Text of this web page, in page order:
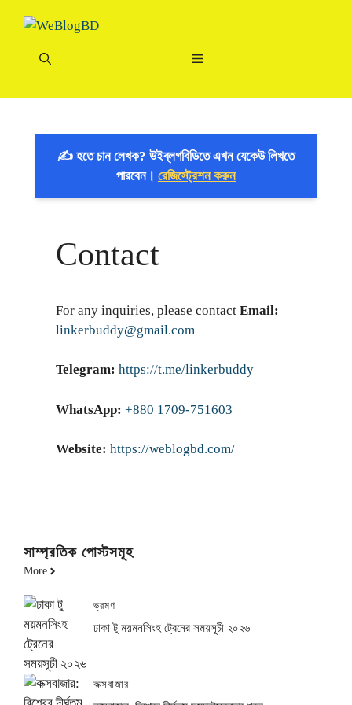
Menu
✍️ হতে চান লেখক? উইব্লগবিডিতে এখন যেকেউ লিখতে
পারবেন। রেজিস্ট্রেশন করুন
Contact
For any inquiries, please contact Email:
linkerbuddy@gmail.com
Telegram: https://t.me/linkerbuddy
WhatsApp: +880 1709-751603
Website: https://weblogbd.com/
সাম্প্রতিক পোস্টসমূহ
More
ভ্রমণ
ঢাকা টু ময়মনসিংহ ট্রেনের সময়সূচী ২০২৬
কক্সবাজার